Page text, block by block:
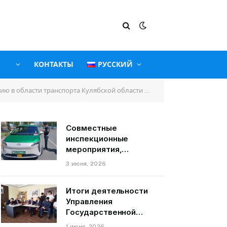
КОНТАКТЫ РУССКИЙ
Управления государственной службы по надзору и регулированию в области транспорта.
Совместные
инспекционные
мероприятия,
связанные с
средствами на
территории города
Душанбе
3 июня, 2026
Итоги деятельности
Управления
Государственной
службы по надзору и